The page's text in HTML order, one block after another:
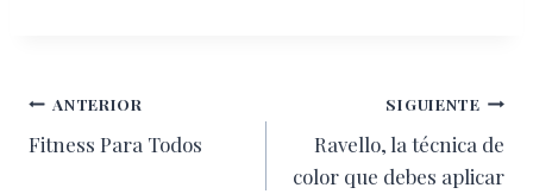
Navegación
de
ANTERIOR
Fitness Para Todos
SIGUIENTE
Ravello, la técnica de
color que debes aplicar